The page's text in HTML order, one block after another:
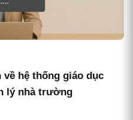
về hệ thống giáo dục
lý nhà trường